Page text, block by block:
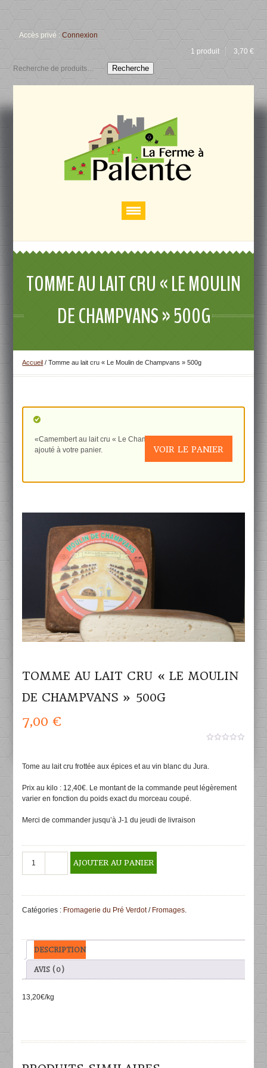
Accès privé :Connexion
1 produit
3,70 €
Recherche
TOMME AU LAIT CRU « LE MOULIN
DE CHAMPVANS » 500G
Accueil /Tomme au lait cru « Le Moulin de Champvans » 500g
«Camembert au lait cru « Le Champagney » 250g» a été
ajouté à votre panier.
VOIR LE PANIER
TOMME AU LAIT CRU « LE MOULIN
DE CHAMPVANS » 500G
7,00€
5
Tome au lait cru frottée aux épices et au vin blanc du Jura.
Prix au kilo : 12,40€. Le montant de la commande peut légèrement
varier en fonction du poids exact du morceau coupé.
Merci de commander jusqu’à J-1 du jeudi de livraison
cru
de
Champvans"
500g
AJOUTER AU PANIER
Catégories : Fromagerie du Pré Verdot/ Fromages.
DESCRIPTION
AVIS (0)
13,20€/kg